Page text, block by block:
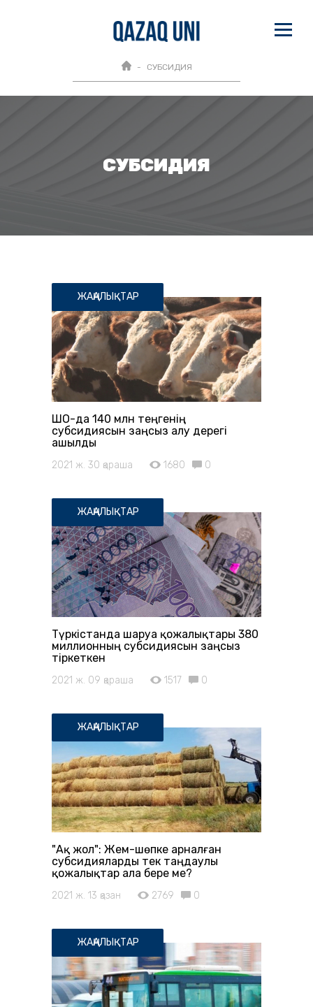
СУБСИДИЯ
СУБСИДИЯ
ЖАҢАЛЫҚТАР
ШҚО-да 140 млн теңгенің
субсидиясын заңсыз алу дерегі
ашылды
2021 ж. 30 қараша 1680 0
ЖАҢАЛЫҚТАР
Түркістанда шаруа қожалықтары 380
миллионның субсидиясын заңсыз
тіркеткен
2021 ж. 09 қараша 1517 0
ЖАҢАЛЫҚТАР
"Ақ жол": Жем-шөпке арналған
субсидияларды тек таңдаулы
қожалықтар ала бере ме?
2021 ж. 13 қазан 2769 0
ЖАҢАЛЫҚТАР